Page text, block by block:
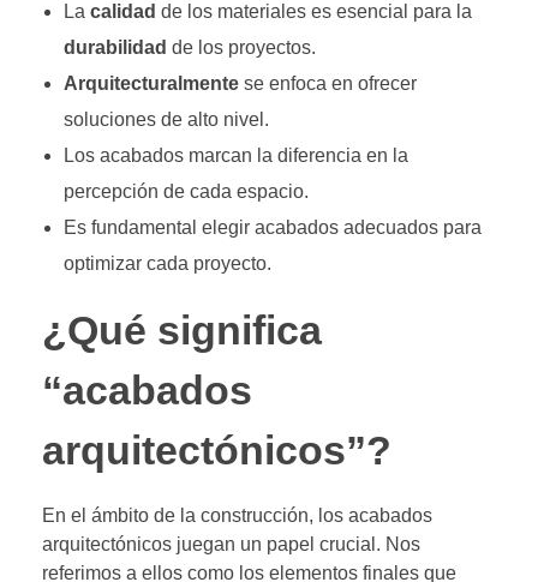
La calidad de los materiales es esencial para la
durabilidad de los proyectos.
Arquitecturalmentese enfoca en ofrecer
soluciones de alto nivel.
Los acabados marcan la diferencia en la
percepción de cada espacio.
Es fundamental elegir acabados adecuados para
optimizar cada proyecto.
¿Qué significa
“acabados
arquitectónicos”?
En el ámbito de la construcción, los acabados
arquitectónicos juegan un papel crucial. Nos
referimos a ellos como los elementos finales que